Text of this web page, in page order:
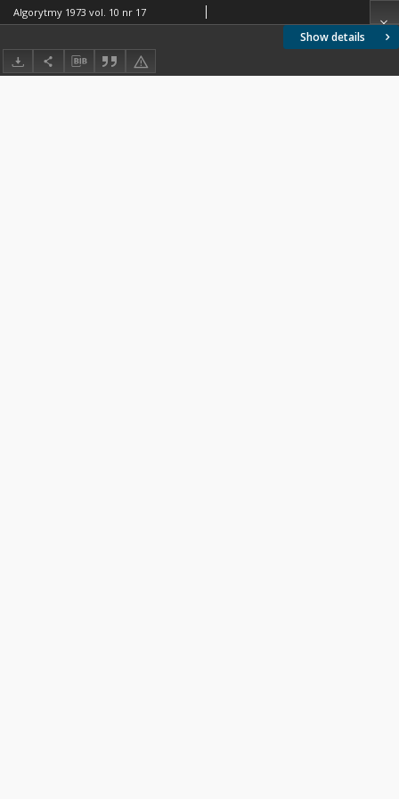
Show details
Algorytmy 1973 vol. 10 nr 17